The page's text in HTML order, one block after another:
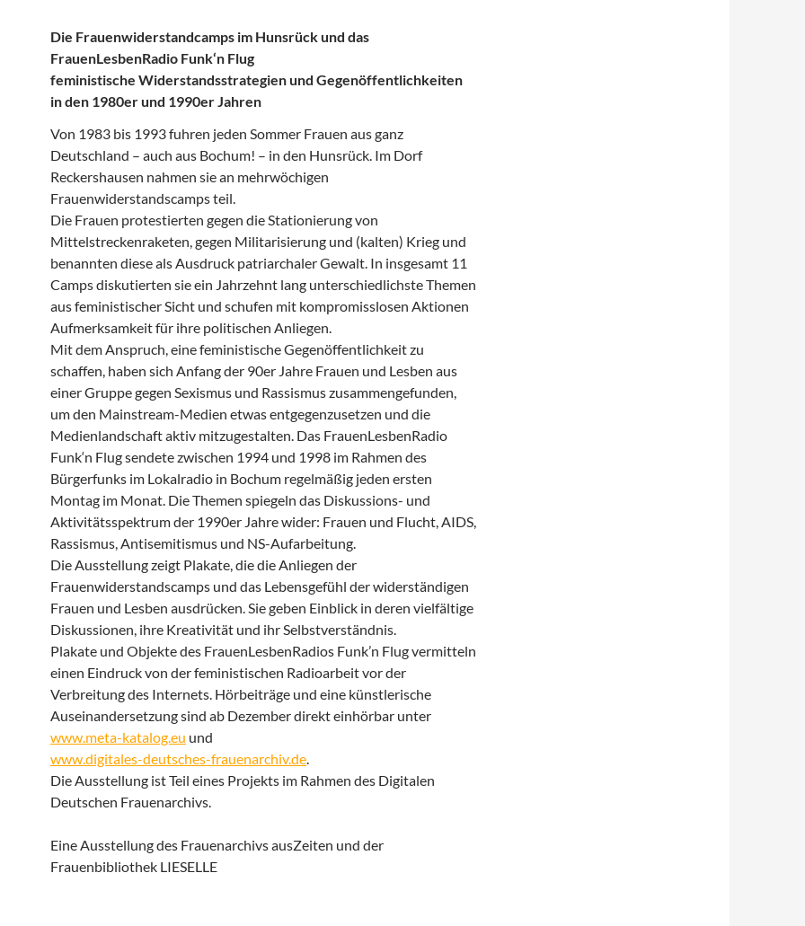
Die Frauenwiderstandcamps im Hunsrück und das
FrauenLesbenRadio Funk‘n Flug
feministische Widerstandsstrategien und Gegenöffentlichkeiten
in den 1980er und 1990er Jahren
Von 1983 bis 1993 fuhren jeden Sommer Frauen aus ganz
Deutschland – auch aus Bochum! – in den Hunsrück. Im Dorf
Reckershausen nahmen sie an mehrwöchigen
Frauenwiderstandscamps teil.
Die Frauen protestierten gegen die Stationierung von
Mittelstreckenraketen, gegen Militarisierung und (kalten) Krieg und
benannten diese als Ausdruck patriarchaler Gewalt. In insgesamt 11
Camps diskutierten sie ein Jahrzehnt lang unterschiedlichste Themen
aus feministischer Sicht und schufen mit kompromisslosen Aktionen
Aufmerksamkeit für ihre politischen Anliegen.
Mit dem Anspruch, eine feministische Gegenöffentlichkeit zu
schaffen, haben sich Anfang der 90er Jahre Frauen und Lesben aus
einer Gruppe gegen Sexismus und Rassismus zusammengefunden,
um den Mainstream-Medien etwas entgegenzusetzen und die
Medienlandschaft aktiv mitzugestalten. Das FrauenLesbenRadio
Funk‘n Flug sendete zwischen 1994 und 1998 im Rahmen des
Bürgerfunks im Lokalradio in Bochum regelmäßig jeden ersten
Montag im Monat. Die Themen spiegeln das Diskussions- und
Aktivitätsspektrum der 1990er Jahre wider: Frauen und Flucht, AIDS,
Rassismus, Antisemitismus und NS-Aufarbeitung.
Die Ausstellung zeigt Plakate, die die Anliegen der
Frauenwiderstandscamps und das Lebensgefühl der widerständigen
Frauen und Lesben ausdrücken. Sie geben Einblick in deren vielfältige
Diskussionen, ihre Kreativität und ihr Selbstverständnis.
Plakate und Objekte des FrauenLesbenRadios Funk’n Flug vermitteln
einen Eindruck von der feministischen Radioarbeit vor der
Verbreitung des Internets. Hörbeiträge und eine künstlerische
Auseinandersetzung sind ab Dezember direkt einhörbar unter
www.meta-katalog.eu und
www.digitales-deutsches-frauenarchiv.de.
Die Ausstellung ist Teil eines Projekts im Rahmen des Digitalen
Deutschen Frauenarchivs.
Eine Ausstellung des Frauenarchivs ausZeiten und der
Frauenbibliothek LIESELLE